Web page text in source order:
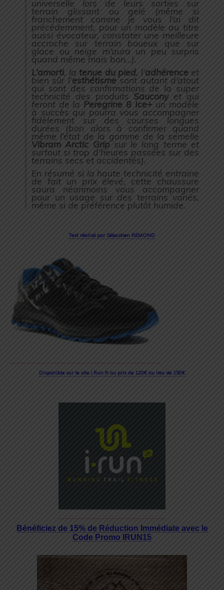
universelle lors de leurs sorties sur
terrain glissant ou gelé (même si
franchement comme je vous l’ai dit
précédemment, pour un modèle au titre
aussi évocateur, constater une meilleure
accroche sur terrain boueux que sur
glace ou neige m’aura un peu surpris
quand même mais bon…).
L’amorti, la tenue du pied, l’adhérenceet
bien sûr l’esthétismesont autant d’atout
qui sont des confirmations de la super
technicité des produits Saucony et qui
feront de la Peregrine 8 Ice+un modèle
à succès qui pourra vous accompagner
fidèlement sur des courses longues
durées (bon alors à confirmer quand
même l’état de la gomme de la semelle
Vibram Arctic Gripsur le long terme et
surtout si trop d’heures passées sur des
terrains secs et accidentés).
En résumé si la haute technicité entraine
de fait un prix élevé, cette chaussure
saura néanmoins vous accompagner
pour un usage sur des terrains variés,
même si de préférence plutôt humide.
Test réalisé par Sébastien REMOND
Disponible sur le site i.Run.fr au prix de 120€ au lieu de 150€
Bénéficiez de 15% de Réduction Immédiate avec le
Code Promo IRUN15